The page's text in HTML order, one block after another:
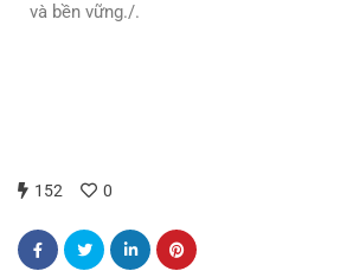
và bền vững./.
152 0